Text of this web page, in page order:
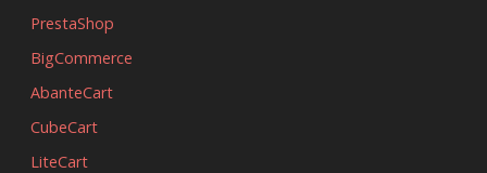
PrestaShop
BigCommerce
AbanteCart
CubeCart
LiteCart